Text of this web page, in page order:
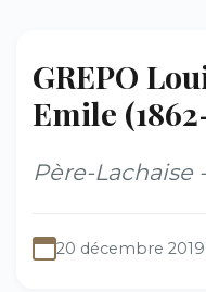
GREPO
Emile
Père-Lachaise
20 décembre 2019